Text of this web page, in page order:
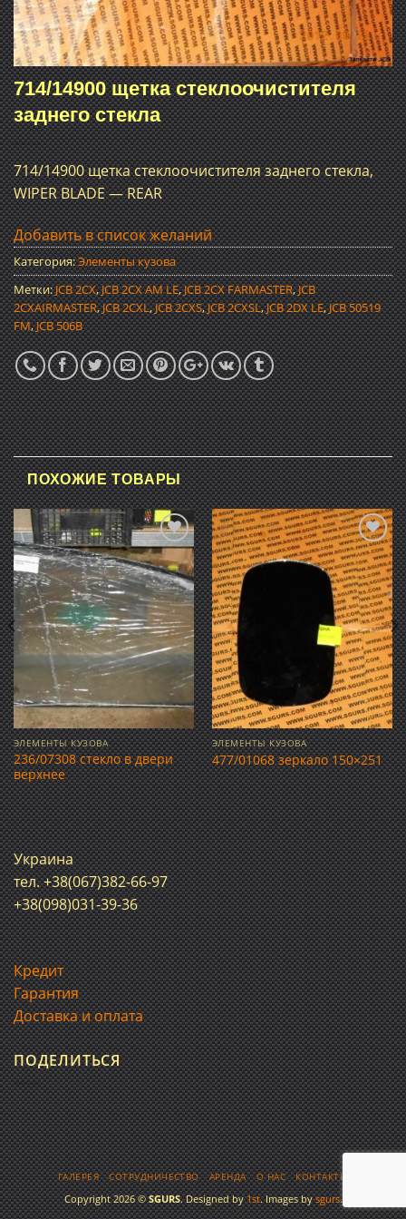
714/14900 щетка стеклоочистителя
заднего стекла
714/14900 щетка стеклоочистителя заднего стекла,
WIPER BLADE — REAR
Добавить в список желаний
Категория:Элементы кузова
Метки:JCB 2CX,JCB 2CX AM LE,JCB 2CX FARMASTER,JCB
2CXAIRMASTER,JCB 2CXL,JCB 2CXS,JCB 2CXSL,JCB 2DX LE,JCB 50519
FM,JCB 506B
ПОХОЖИЕ ТОВАРЫ
Добавить
в список
желаний
ЭЛЕМЕНТЫ КУЗОВА
236/07308 стекло в двери
верхнее
Добавить
в список
желаний
ЭЛЕМЕНТЫ КУЗОВА
477/01068 зеркало 150×251
Украина
тел. +38(067)382-66-97
+38(098)031-39-36
Кредит
Гарантия
Доставка и оплата
ПОДЕЛИТЬСЯ
ГАЛЕРЕЯ СОТРУДНИЧЕСТВО АРЕНДА О НАС КОНТАКТЫ
Copyright 2026 ©SGURS. Designed by1st. Images bysgurs.